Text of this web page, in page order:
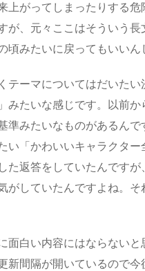
上がってしまったりする
が、元々ここはそういう
頃みたいに戻ってもいいん
テーマについてはだいた
みたいな感じです。以前
準みたいなものがあるん
い「かわいいキャラクター
た返答をしていたんです
がしていたんですよね。
面白い内容にはならない
新間隔が開いているので